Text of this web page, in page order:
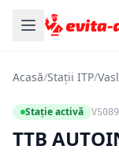
Acasă/Stații ITP/
Stație activă VS089
TTB